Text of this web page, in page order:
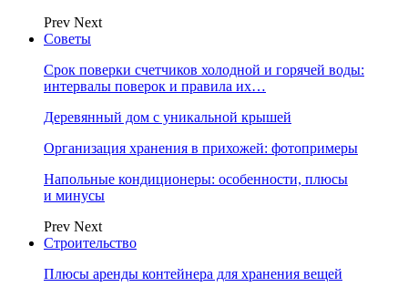
Prev Next
Советы
Срок поверки счетчиков холодной и горячей воды:
интервалы поверок и правила их…
Деревянный дом с уникальной крышей
Организация хранения в прихожей: фотопримеры
Напольные кондиционеры: особенности, плюсы
и минусы
Prev Next
Строительство
Плюсы аренды контейнера для хранения вещей